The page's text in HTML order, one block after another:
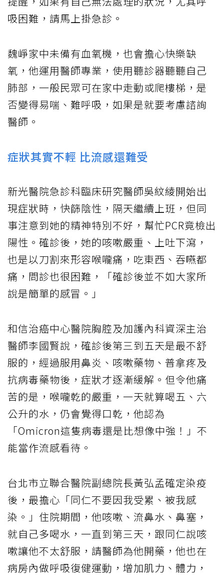
吸困難，請馬上掛急診。
魏崢家中未備有血氧機，也會擔心快樂缺
氧，他運用醫師專業，使用聽診器聽聽自己
肺部，一般民眾可在家中走動或爬樓梯，是
否變得易喘、難呼吸，如果是就要考慮諮詢
醫師。
症狀其實不輕 比流感還難受
新光醫院急診科臨床研究醫師吳紋綾開始出
現症狀時，快篩陰性，隔天繼續上班，但同
事注意到她的精神特別不好，幫忙PCR竟檢出
陽性。確診後，她的咳嗽嚴重、上吐下瀉，
也是以刀割來形容喉嚨痛，吃東西、吞嚥都
痛，問診也很困難，「確診後並不如大家所
說是簡單的感冒。」
和信治癌中心醫院胸腔及加護內科資深主治
醫師李國賢說，確診後第三到五天是最不舒
服的，經過服用鼻炎、咳嗽藥物、普拿疼及
抗病毒藥物後，症狀才逐漸緩解。但令他痛
苦的是，喉嚨乾的嚴重，一天就算喝五、六
公升的水，仍會覺得口乾，他認為
「Omicron這隻病毒還是比想像中強！」不
能當作流感看待。
台北市立聯合醫院副總院長黃弘孟確定染疫
後，最擔心「同仁不要因我受累、被我感
染。」住院期間，他咳嗽、流鼻水、鼻塞，
就自己多喝水，一直到第三天，跟同仁說咳
嗽讓他不太舒服，請醫師為他開藥，他也在
病房內做呼吸復健運動，增加肌力、體力，